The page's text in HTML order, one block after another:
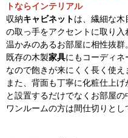
トならインテリアル
収納キャビネットは、繊細な木
の取っ手をアクセントに取り
温かみのあるお部屋に相性抜群。
既存の木製家具にもコーディネ
なので飽きが来にくく長く使え
また、背面も丁寧に化粧仕上
と設置するだけでなくお部屋の
ワンルームの方は間仕切りとし